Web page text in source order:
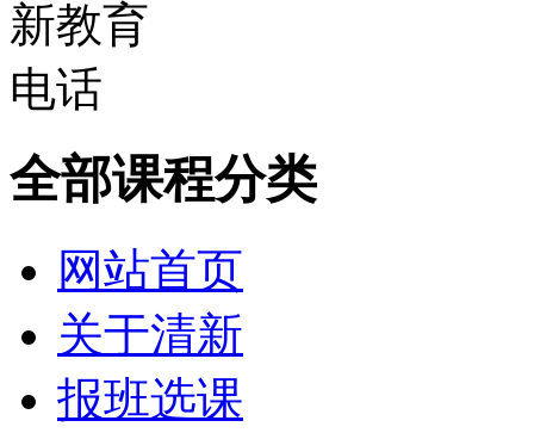
全部课程分类
网站首页
关于清新
报班选课